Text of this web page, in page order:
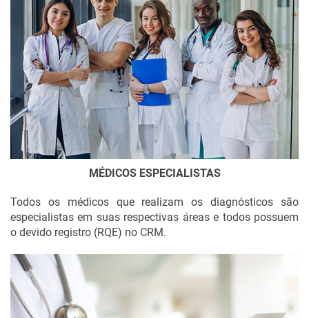
MÉDICOS ESPECIALISTAS
Todos os médicos que realizam os diagnósticos são
especialistas em suas respectivas áreas e todos possuem
o devido registro (RQE) no CRM.